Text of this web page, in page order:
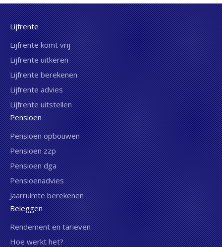
Lijfrente
Lijfrente komt vrij
Lijfrente uitkeren
Lijfrente berekenen
Lijfrente advies
Lijfrente uitstellen
Pensioen
Pensioen opbouwen
Pensioen zzp
Pensioen dga
Pensioenadvies
Jaarruimte berekenen
Beleggen
Rendement en tarieven
Hoe werkt het?